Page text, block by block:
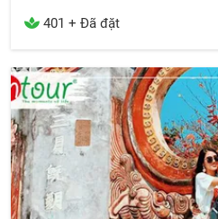
401 + Đã đặt